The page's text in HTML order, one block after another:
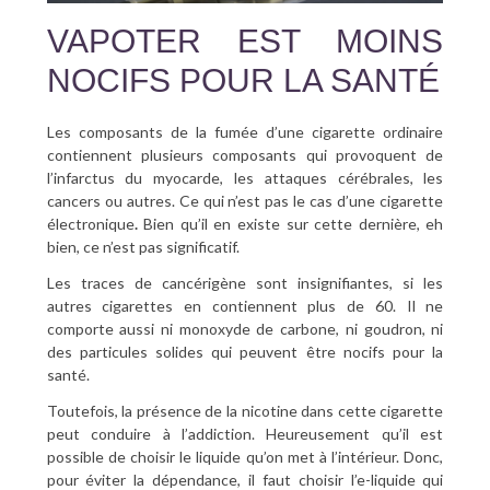
VAPOTER EST MOINS
NOCIFS POUR LA SANTÉ
Les composants de la fumée d’une cigarette ordinaire
contiennent plusieurs composants qui provoquent de
l’infarctus du myocarde, les attaques cérébrales, les
cancers ou autres. Ce qui n’est pas le cas d’une cigarette
électronique.Bien qu’il en existe sur cette dernière, eh
bien, ce n’est pas significatif.
Les traces de cancérigène sont insignifiantes, si les
autres cigarettes en contiennent plus de 60. Il ne
comporte aussi ni monoxyde de carbone, ni goudron, ni
des particules solides qui peuvent être nocifs pour la
santé.
Toutefois, la présence de la nicotine dans cette cigarette
peut conduire à l’addiction. Heureusement qu’il est
possible de choisir le liquide qu’on met à l’intérieur. Donc,
pour éviter la dépendance, il faut choisir l’e-liquide qui